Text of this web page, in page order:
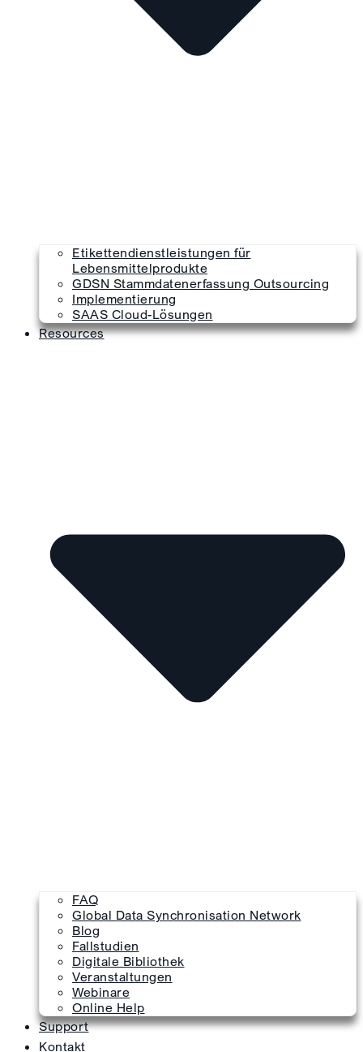
Etikettendienstleistungen für
Lebensmittelprodukte
GDSN Stammdatenerfassung Outsourcing
Implementierung
SAAS Cloud-Lösungen
Resources
FAQ
Global Data Synchronisation Network
Blog
Fallstudien
Digitale Bibliothek
Veranstaltungen
Webinare
Online Help
Support
Kontakt